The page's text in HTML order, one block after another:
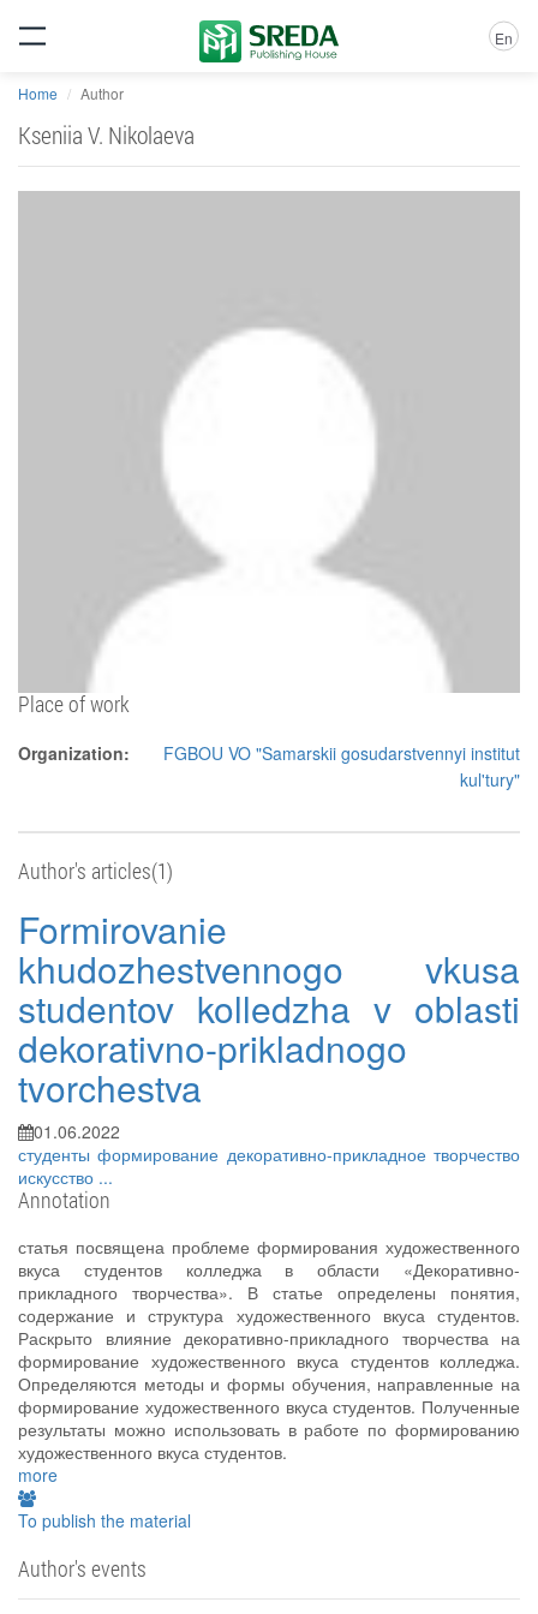
En
Home Author
Kseniia V. Nikolaeva
Place of work
Organization:
FGBOU VO "Samarskii gosudarstvennyi institut
kul'tury"
Author's articles(1)
Formirovanie
khudozhestvennogo vkusa
studentov kolledzha v oblasti
dekorativno-prikladnogo
tvorchestva
01.06.2022
студентыформирование декоративно-прикладное творчество
искусство ...
Annotation
статья посвящена проблеме формирования художественного
вкуса студентов колледжа в области «Декоративно-
прикладного творчества». В статье определены понятия,
содержание и структура художественного вкуса студентов.
Раскрыто влияние декоративно-прикладного творчества на
формирование художественного вкуса студентов колледжа.
Определяются методы и формы обучения, направленные на
формирование художественного вкуса студентов. Полученные
результаты можно использовать в работе по формированию
художественного вкуса студентов.
more
To publish the material
Author's events